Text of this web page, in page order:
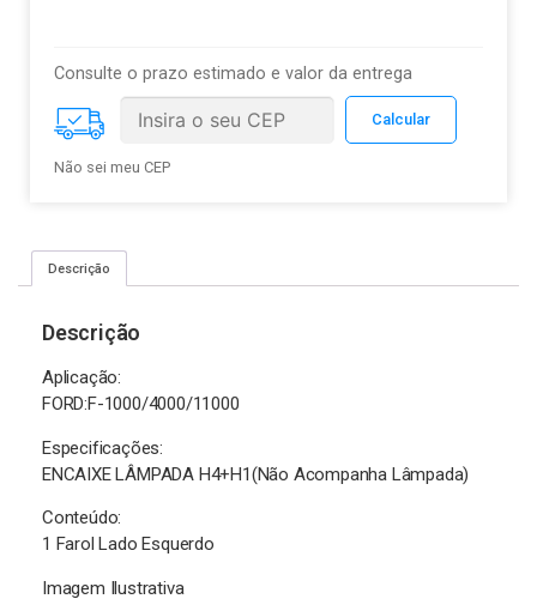
Consulte o prazo estimado e valor da entrega
Não sei meu CEP
Descrição
Descrição
Aplicação:
FORD:F-1000/4000/11000
Especificações:
ENCAIXE LÂMPADA H4+H1(Não Acompanha Lâmpada)
Conteúdo:
1 Farol Lado Esquerdo
Imagem Ilustrativa